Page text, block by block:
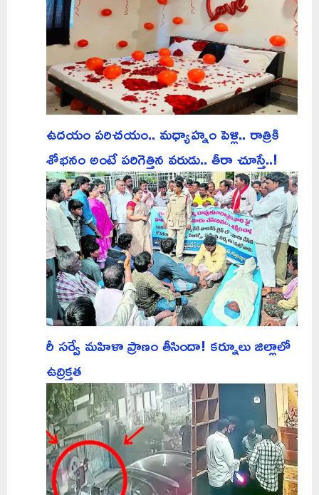
ఉదయం పరిచయం.. మధ్యాహ్నం పెళ్లి.. రాత్రికి
శోభనం అంటే పరిగెత్తిన వరుడు.. తీరా చూస్తే..!
రీ సర్వే మహిళా ప్రాణం తీసిందా! కర్నూలు జిల్లాలో
ఉద్రిక్తత